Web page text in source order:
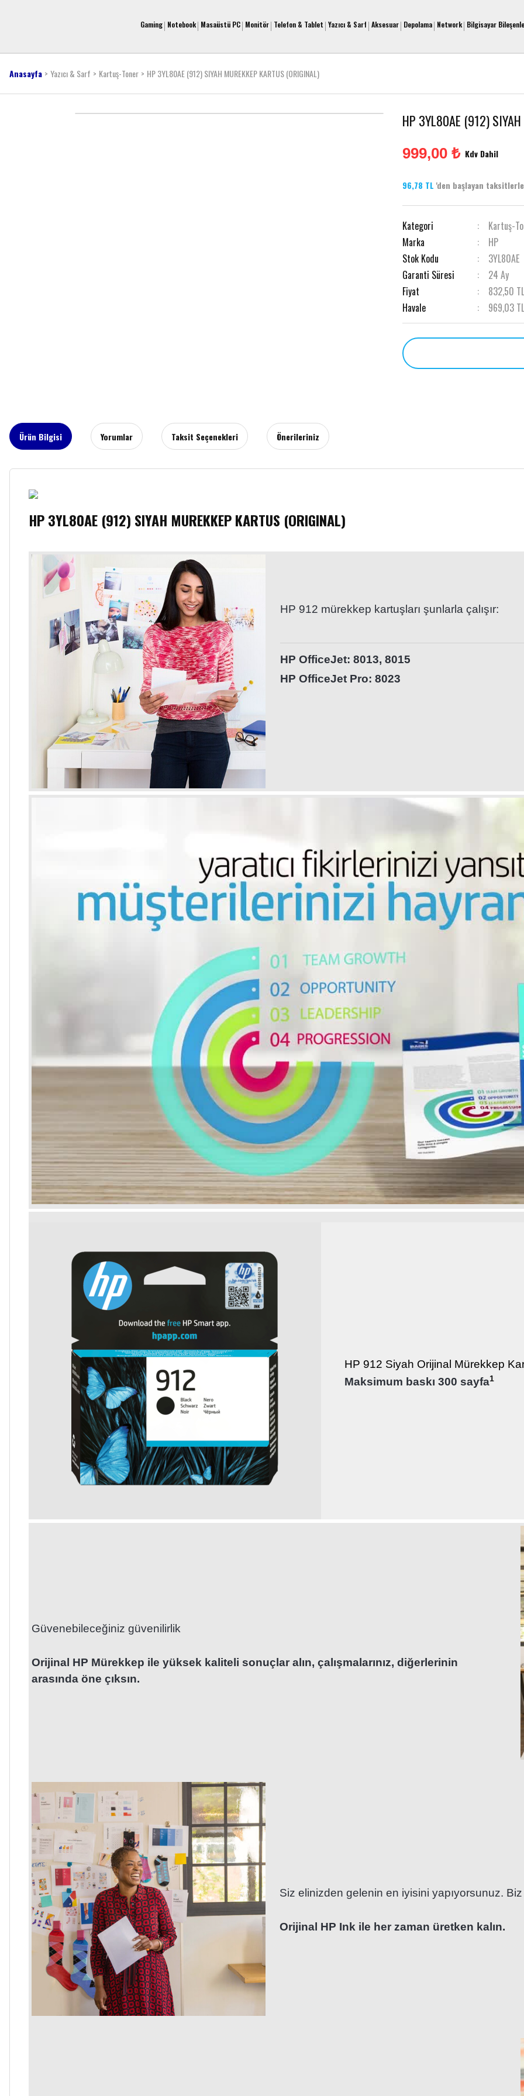
Gaming Notebook Masaüstü PC Monitör Telefon & Tablet Yazıcı & Sarf Aksesuar Depolama Network Bilgisayar
Anasayfa Yazıcı & Sarf Kartuş-Toner HP 3YL80AE (912) SIYAH MUREKKEP KARTUS (ORIGINAL)
HP 3YL80AE (912) SIYAH
999,00 ₺ Kdv Dahil
96,78 TL 'den başlayan
Kategori
Kartuş-
Marka
HP
Stok Kodu
3YL80AE
Garanti Süresi
24 Ay
Fiyat
832,50
Havale
969,03
Ürün Bilgisi Yorumlar Taksit Seçenekleri Önerileriniz
HP 3YL80AE (912) SIYAH MUREKKEP KARTUS (ORIGINAL)
HP 912 mürekkep kartuşları şunlarla çalışır:
HP OfficeJet: 8013, 8015
HP OfficeJet Pro: 8023
HP 912 Siyah Orijinal Mürekkep
Maksimum baskı 300 sayfa1
Güvenebileceğiniz güvenilirlik
Orijinal HP Mürekkep ile yüksek kaliteli sonuçlar alın, çalışmalarınız, diğerlerinin
arasında öne çıksın.
Siz elinizden gelenin en iyisini yapıyorsunuz.
Orijinal HP Ink ile her zaman üretken kalın.